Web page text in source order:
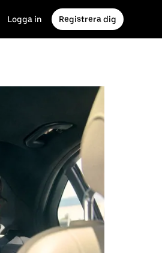
Logga in Registrera dig